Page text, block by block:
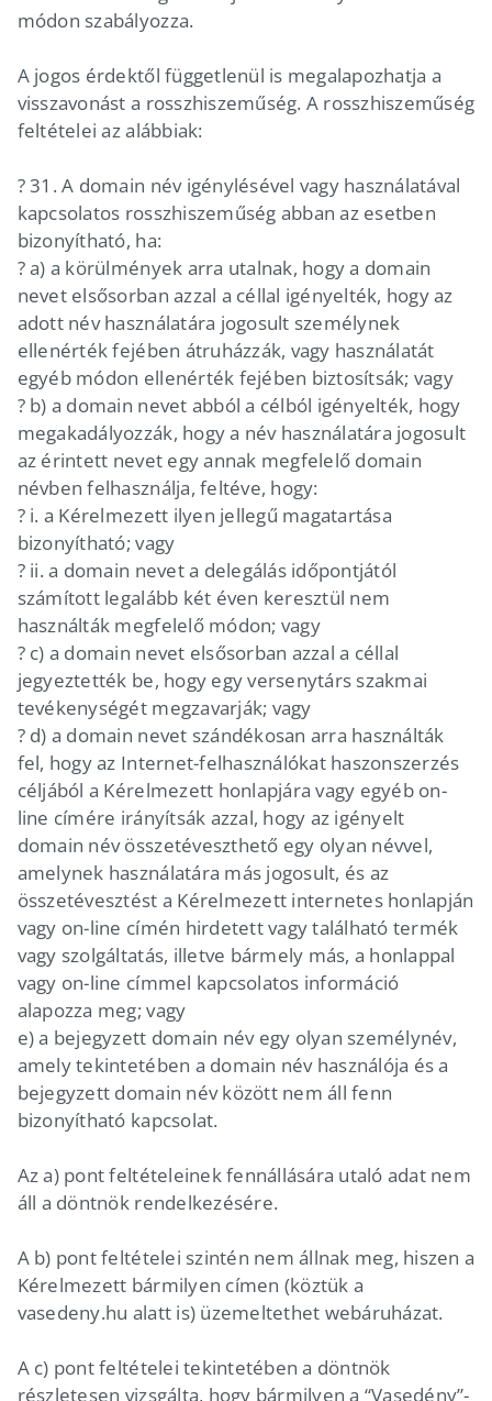
módon szabályozza.
A jogos érdektől függetlenül is megalapozhatja a
visszavonást a rosszhiszeműség. A rosszhiszeműség
feltételei az alábbiak:
? 31. A domain név igénylésével vagy használatával
kapcsolatos rosszhiszeműség abban az esetben
bizonyítható, ha:
? a) a körülmények arra utalnak, hogy a domain
nevet elsősorban azzal a céllal igényelték, hogy az
adott név használatára jogosult személynek
ellenérték fejében átruházzák, vagy használatát
egyéb módon ellenérték fejében biztosítsák; vagy
? b) a domain nevet abból a célból igényelték, hogy
megakadályozzák, hogy a név használatára jogosult
az érintett nevet egy annak megfelelő domain
névben felhasználja, feltéve, hogy:
? i. a Kérelmezett ilyen jellegű magatartása
bizonyítható; vagy
? ii. a domain nevet a delegálás időpontjától
számított legalább két éven keresztül nem
használták megfelelő módon; vagy
? c) a domain nevet elsősorban azzal a céllal
jegyeztették be, hogy egy versenytárs szakmai
tevékenységét megzavarják; vagy
? d) a domain nevet szándékosan arra használták
fel, hogy az Internet-felhasználókat haszonszerzés
céljából a Kérelmezett honlapjára vagy egyéb on-
line címére irányítsák azzal, hogy az igényelt
domain név összetéveszthető egy olyan névvel,
amelynek használatára más jogosult, és az
összetévesztést a Kérelmezett internetes honlapján
vagy on-line címén hirdetett vagy található termék
vagy szolgáltatás, illetve bármely más, a honlappal
vagy on-line címmel kapcsolatos információ
alapozza meg; vagy
e) a bejegyzett domain név egy olyan személynév,
amely tekintetében a domain név használója és a
bejegyzett domain név között nem áll fenn
bizonyítható kapcsolat.
Az a) pont feltételeinek fennállására utaló adat nem
áll a döntnök rendelkezésére.
A b) pont feltételei szintén nem állnak meg, hiszen a
Kérelmezett bármilyen címen (köztük a
vasedeny.hu alatt is) üzemeltethet webáruházat.
A c) pont feltételei tekintetében a döntnök
részletesen vizsgálta, hogy bármilyen a “Vasedény”-